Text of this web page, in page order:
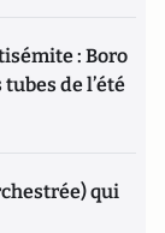
: Boro
de l’été
qui